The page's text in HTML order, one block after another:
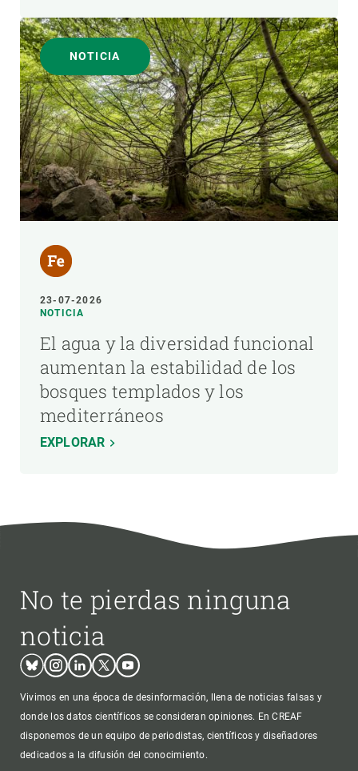
NOTICIA
23-07-2026
NOTICIA
El agua y la diversidad funcional
aumentan la estabilidad de los
bosques templados y los
mediterráneos
EXPLORAR
No te pierdas ninguna
noticia
BlueskyInstagram
LinkedinTwitterYoutube
Vivimos en una época de desinformación, llena de noticias falsas y
donde los datos científicos se consideran opiniones. En CREAF
disponemos de un equipo de periodistas, científicos y diseñadores
dedicados a la difusión del conocimiento.